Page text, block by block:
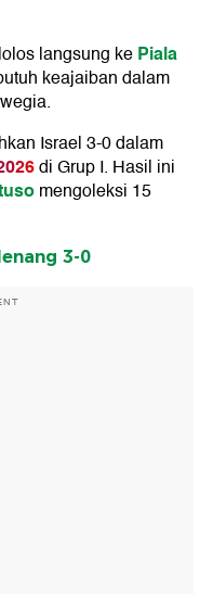
langsung kePiala
keajaiban dalam
Israel 3-0 dalam
di Grup I. Hasil ini
mengoleksi 15
3-0